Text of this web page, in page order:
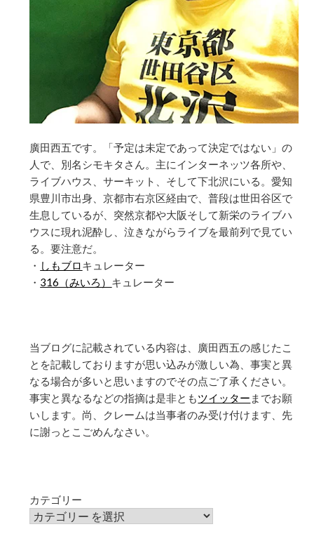
廣田西五です。「予定は未定であって決定ではない」の
人で、別名シモキタさん。主にインターネッツ各所や、
ライブハウス、サーキット、そして下北沢にいる。愛知
県豊川市出身、京都市右京区経由で、普段は世田谷区で
生息しているが、突然京都や大阪そして新栄のライブハ
ウスに現れ泥酔し、泣きながらライブを最前列で見てい
る。要注意だ。
・ しもブロキュレーター
・ 316（みいろ） キュレーター
当ブログに記載されている内容は、廣田西五の感じたこ
とを記載しておりますが思い込みが激しい為、事実と異
なる場合が多いと思いますのでその点ご了承ください。
事実と異なるなどの指摘は是非ともツイッター までお願
いします。尚、クレームは当事者のみ受け付けます、先
に謝っとこごめんなさい。
カテゴリー